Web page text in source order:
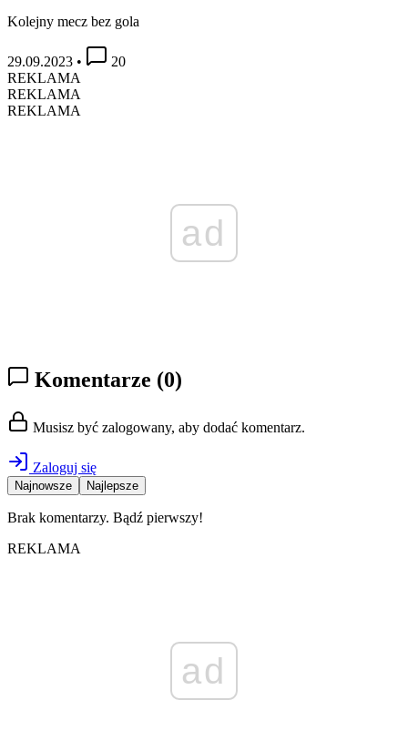
Kolejny mecz bez gola
29.09.2023 •
20
REKLAMA
REKLAMA
REKLAMA
ad
Komentarze (0)
Musisz być zalogowany, aby dodać komentarz.
Zaloguj się
Najnowsze Najlepsze
Brak komentarzy. Bądź pierwszy!
REKLAMA
ad